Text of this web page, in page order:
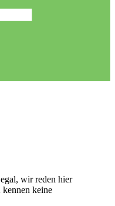
wir reden hier
keine